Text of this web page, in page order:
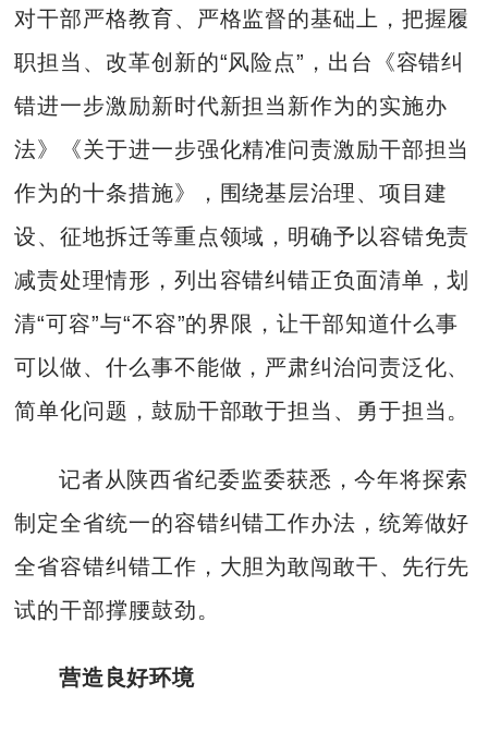
对干部严格教育、严格监督的基础上，把握履
职担当、改革创新的“风险点”，出台《容错纠
错进一步激励新时代新担当新作为的实施办
法》《关于进一步强化精准问责激励干部担当
作为的十条措施》，围绕基层治理、项目建
设、征地拆迁等重点领域，明确予以容错免责
减责处理情形，列出容错纠错正负面清单，划
清“可容”与“不容”的界限，让干部知道什么事
可以做、什么事不能做，严肃纠治问责泛化、
简单化问题，鼓励干部敢于担当、勇于担当。
记者从陕西省纪委监委获悉，今年将探索
制定全省统一的容错纠错工作办法，统筹做好
全省容错纠错工作，大胆为敢闯敢干、先行先
试的干部撑腰鼓劲。
营造良好环境